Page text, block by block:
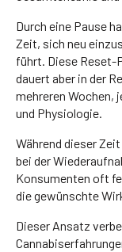
Durch eine Pause
Zeit, sich neu
führt. Diese Reset-
dauert aber in der
mehreren Wochen,
und Physiologie.
Während dieser
bei der
Konsumenten oft
die gewünschte
Dieser Ansatz